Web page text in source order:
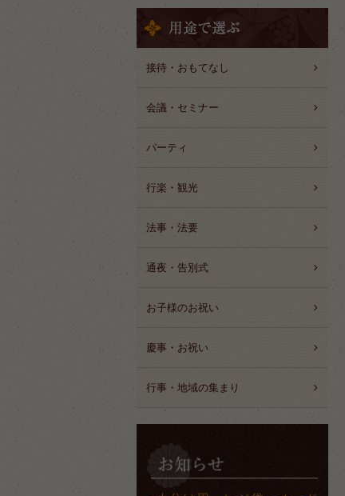
接待・おもてなし
会議・セミナー
パーティ
行楽・観光
法事・法要
通夜・告別式
お子様のお祝い
慶事・お祝い
行事・地域の集まり